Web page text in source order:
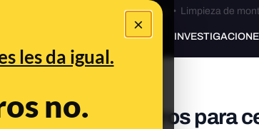
×
les da igual.
no.
Bulos Ceuta • Limpieza de
PREBUNKING
250 euros para